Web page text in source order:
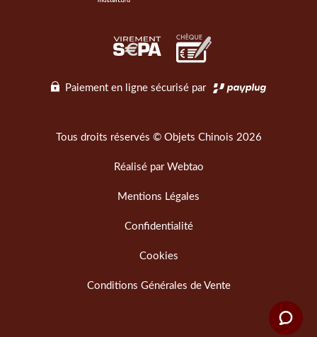
Paiement en ligne sécurisé par
Tous droits réservés © Objets Chinois 2026
Réalisé par Webtao
Mentions Légales
Confidentialité
Cookies
Conditions Générales de Vente